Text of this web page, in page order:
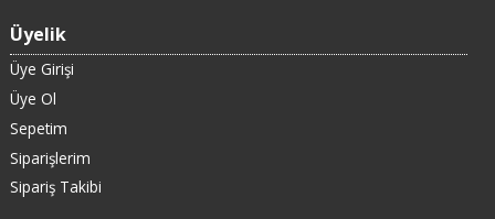
Üyelik
Üye Girişi
Üye Ol
Sepetim
Siparişlerim
Sipariş Takibi